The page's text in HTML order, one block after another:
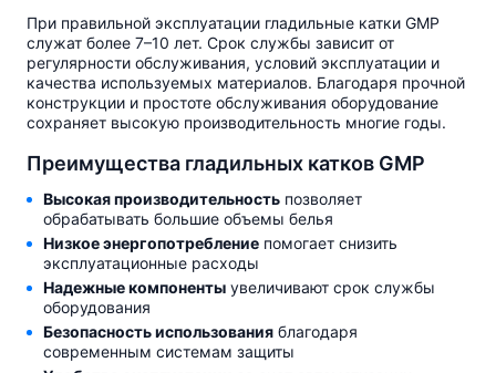
При правильной эксплуатации гладильные катки GMP
служат более 7–10 лет. Срок службы зависит от
регулярности обслуживания, условий эксплуатации и
качества используемых материалов. Благодаря прочной
конструкции и простоте обслуживания оборудование
сохраняет высокую производительность многие годы.
Преимущества гладильных катков GMP
Высокая производительность позволяет
обрабатывать большие объемы белья
Низкое энергопотребление помогает снизить
эксплуатационные расходы
Надежные компоненты увеличивают срок службы
оборудования
Безопасность использования благодаря
современным системам защиты